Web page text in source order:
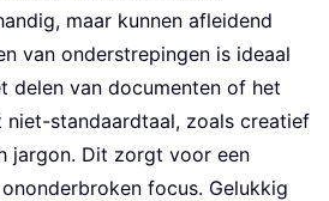
maar kunnen afleidend
van onderstrepingen is ideaal
delen van documenten of het
niet-standaardtaal, zoals creatief
jargon. Dit zorgt voor een
focus. Gelukkig